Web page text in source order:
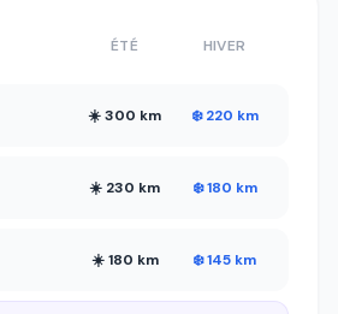
ÉTÉ HIVER
☀️ 300 km ❄️ 220 km
☀️ 230 km ❄️ 180 km
☀️ 180 km ❄️ 145 km